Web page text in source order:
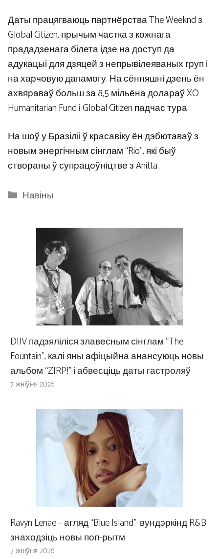
Даты працягваюць партнёрства The Weeknd з
Global Citizen, прычым частка з кожнага
прададзенага білета ідзе на доступ да
адукацыі для дзяцей з непрывілеяваных груп і
на харчовую дапамогу. На сённяшні дзень ён
ахвяраваў больш за 8,5 мільёна долараў XO
Humanitarian Fund і Global Citizen падчас тура.
На шоў у Бразіліі ў красавіку ён дэбютаваў з
новым энергічным сінглам “Rio”, які быў
створаны ў супрацоўніцтве з Anitta.
Categories
Навіны
DIIV падзяліліся злавесным сінглам “The
Fountain”, калі яны афіцыйна анансуюць новы
альбом “ZIRP!” і абвесціць даты гастроляў
7 жніўня 2026
Ravyn Lenae – агляд “Blue Island”: вундэркінд R&B
знаходзіць новы поп-рытм
7 жніўня 2026